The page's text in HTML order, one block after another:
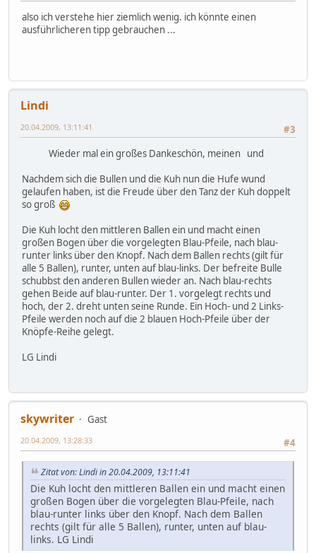
also ich verstehe hier ziemlich wenig. ich könnte einen
ausführlicheren tipp gebrauchen ...
Lindi
#3
20.04.2009, 13:11:41
Wieder mal ein großes Dankeschön, meinen und
Nachdem sich die Bullen und die Kuh nun die Hufe wund
gelaufen haben, ist die Freude über den Tanz der Kuh doppelt
so groß
Die Kuh locht den mittleren Ballen ein und macht einen
großen Bogen über die vorgelegten Blau-Pfeile, nach blau-
runter links über den Knopf. Nach dem Ballen rechts (gilt für
alle 5 Ballen), runter, unten auf blau-links. Der befreite Bulle
schubbst den anderen Bullen wieder an. Nach blau-rechts
gehen Beide auf blau-runter. Der 1. vorgelegt rechts und
hoch, der 2. dreht unten seine Runde. Ein Hoch- und 2 Links-
Pfeile werden noch auf die 2 blauen Hoch-Pfeile über der
Knöpfe-Reihe gelegt.
LG Lindi
skywriter
Gast
#4
20.04.2009, 13:28:33
Zitat von: Lindi in 20.04.2009, 13:11:41
Die Kuh locht den mittleren Ballen ein und macht einen
großen Bogen über die vorgelegten Blau-Pfeile, nach
blau-runter links über den Knopf. Nach dem Ballen
rechts (gilt für alle 5 Ballen), runter, unten auf blau-
links. LG Lindi